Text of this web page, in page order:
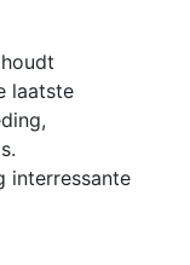
laatste
interressante